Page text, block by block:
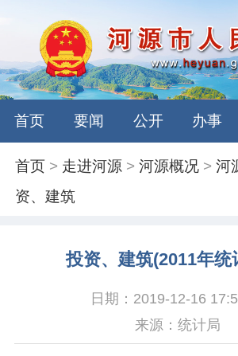
首页 要闻 公开 办事
首页 > 走进河源 >河源概况 >河
资、建筑
投资、建筑(2011年统
日期：2019-12-16
来源：统计局